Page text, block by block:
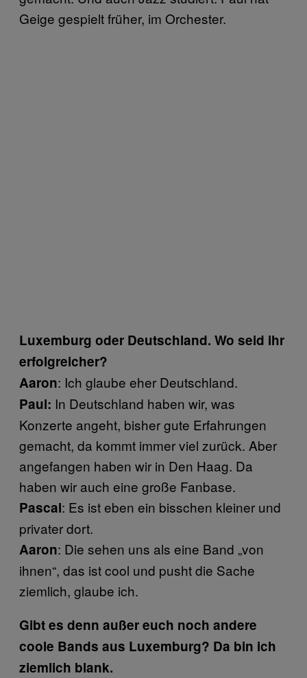
Geige gespielt früher, im Orchester.
Luxemburg oder Deutschland. Wo seid ihr
erfolgreicher?
Aaron: Ich glaube eher Deutschland.
Paul: In Deutschland haben wir, was
Konzerte angeht, bisher gute Erfahrungen
gemacht, da kommt immer viel zurück. Aber
angefangen haben wir in Den Haag. Da
haben wir auch eine große Fanbase.
Pascal: Es ist eben ein bisschen kleiner und
privater dort.
Aaron: Die sehen uns als eine Band „von
ihnen“, das ist cool und pusht die Sache
ziemlich, glaube ich.
Gibt es denn außer euch noch andere
coole Bands aus Luxemburg? Da bin ich
ziemlich blank.